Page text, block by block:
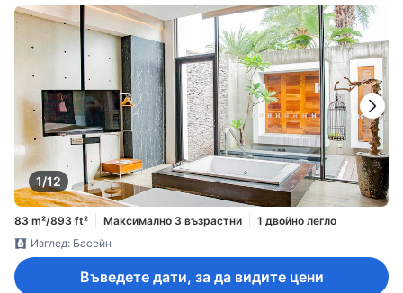
1/12
83 m²/893 ft² Максимално 3 възрастни
1 двойно легло
Изглед: Басейн
Въведете дати, за да видите цени